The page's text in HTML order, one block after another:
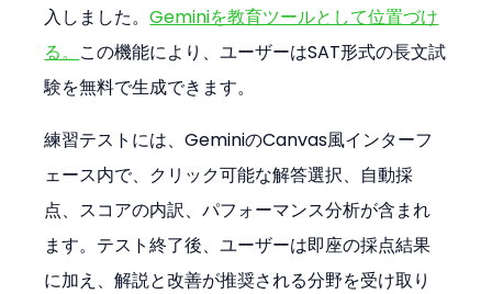
入しました。Geminiを教育ツールとして位置づけ
る。 この機能により、ユーザーはSAT形式の長文試
験を無料で生成できます。
練習テストには、GeminiのCanvas風インターフ
ェース内で、クリック可能な解答選択、自動採
点、スコアの内訳、パフォーマンス分析が含まれ
ます。テスト終了後、ユーザーは即座の採点結果
に加え、解説と改善が推奨される分野を受け取り